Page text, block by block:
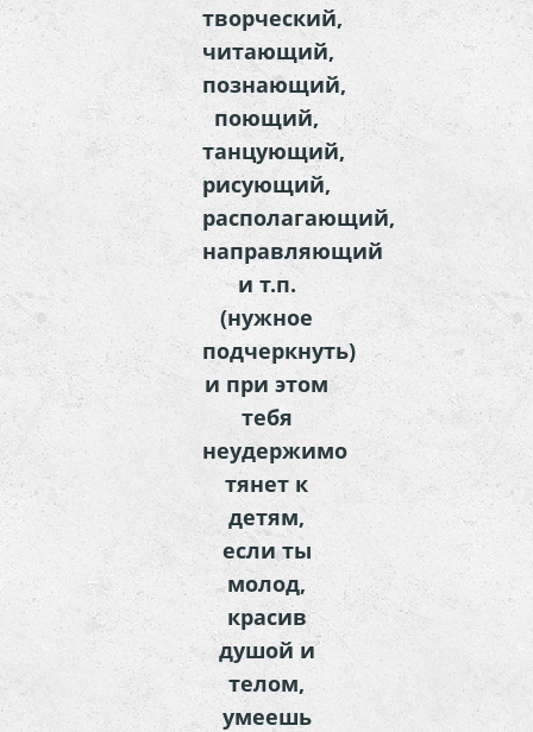
творческий,
читающий,
познающий,
поющий,
танцующий,
рисующий,
располагающий,
направляющий
и т.п.
(нужное
подчеркнуть)
и при этом
тебя
неудержимо
тянет к
детям,
если ты
молод,
красив
душой и
телом,
умеешь